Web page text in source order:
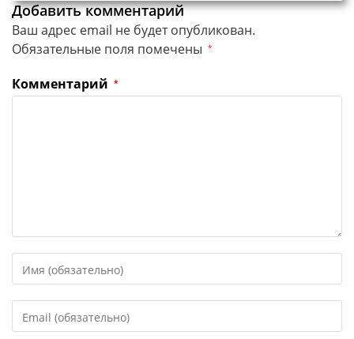
Добавить комментарий
Ваш адрес email не будет опубликован.
Обязательные поля помечены *
Комментарий *
свое
или
имя
свой